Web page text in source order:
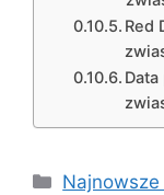
Red
Categories